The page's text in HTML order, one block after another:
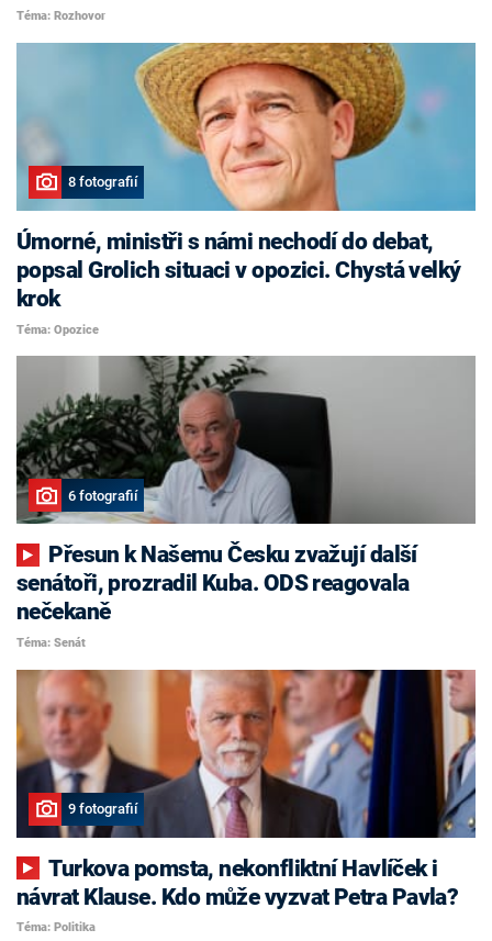
Téma: Rozhovor
8 fotografií
Úmorné, ministři s námi nechodí do debat,
popsal Grolich situaci v opozici. Chystá velký
krok
Téma: Opozice
6 fotografií
senátoři, prozradil Kuba. ODS reagovala
nečekaně
Téma: Senát
9 fotografií
Turkova pomsta, nekonfliktní Havlíček i
návrat Klause. Kdo může vyzvat Petra Pavla?
Téma: Politika